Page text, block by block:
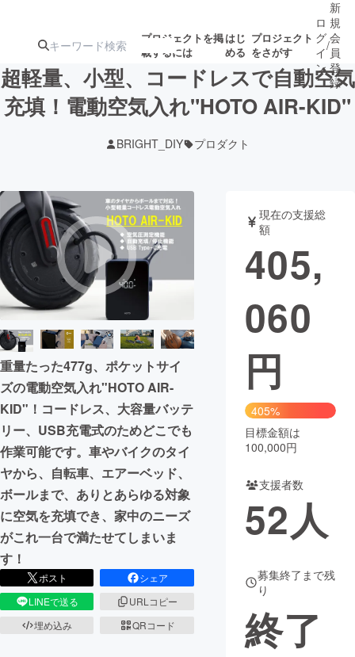
プロジェクトを掲
載するには
はじ
める
プロジェクト
をさがす
ジェクト
募集終了が近いプ
ロジェクト
アート・写真 音楽
テクノロジー・ガジェット ゲーム・サ
映像・映画
ビジネス・起業
まちづくり・地域活性化
CAMPFIRE for Social Good
CAMPFIRE Creation
CAMPFIREふるさと納税machi-ya コミュニティ
ロ
グ
イ
ン
/
新
規
会
員
登
録
超軽量、小型、コードレスで自動空気
充填！電動空気入れ"HOTO AIR-KID"
BRIGHT_DIY プロダクト
重量たった477g、ポケットサイ
ズの電動空気入れ"HOTO AIR-
KID"！コードレス、大容量バッテ
リー、USB充電式のためどこでも
作業可能です。車やバイクのタイ
ヤから、自転車、エアーベッド、
ボールまで、ありとあらゆる対象
に空気を充填でき、家中のニーズ
がこれ一台で満たせてしまいま
す！
ポスト
シェア
LINEで送る
URLコピー
埋め込み
QRコード
現在の支援総
額
405,
060
円
405%
目標金額は
100,000円
支援者数
52人
募集終了まで残
り
終了